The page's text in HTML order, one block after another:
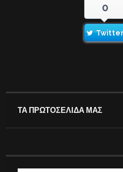
0
Twitter
ΤΑ ΠΡΩΤΟΣΕΛΙΔΑ ΜΑΣ